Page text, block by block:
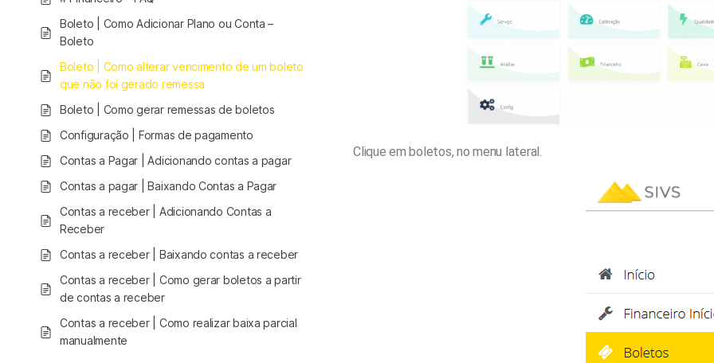
Boleto | Como Adicionar Plano ou Conta –
Boleto
Boleto | Como alterar vencimento de um boleto
que não foi gerado remessa
Boleto | Como gerar remessas de boletos
Configuração | Formas de pagamento
Contas a Pagar | Adicionando contas a pagar
Contas a pagar | Baixando Contas a Pagar
Contas a receber | Adicionando Contas a
Receber
Contas a receber | Baixando contas a receber
Contas a receber | Como gerar boletos a partir
de contas a receber
Contas a receber | Como realizar baixa parcial
manualmente
Clique em boletos, no menu lateral.